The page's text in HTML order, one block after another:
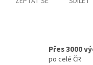
Přes 3000
po celé ČR